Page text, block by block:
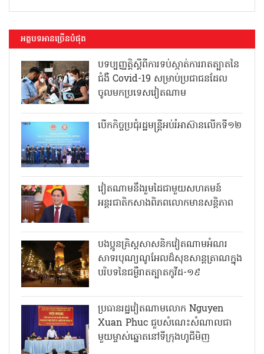
អត្ថបទអានច្រើនបំផុត
បទប្បញ្ញត្តិស្តីពីការទប់ស្កាត់ការរាតត្បាតនៃ
ជំងឺ Covid-19 សម្រាប់ប្រជាជនដែល
ចូលមកប្រទេសវៀតណាម
បើកកិច្ចប្រជុំរដ្ឋមន្ត្រីអប់រំអាស៊ានលើកទី១២
វៀតណាមនឹងរួមដៃជាមួយសហគមន៍
អន្តរជាតិកសាងពិភពលោកមានសន្តិភាព
បងប្អូនគ្រិស្តសាសនិកវៀតណាមអំណរ
សាទរបុណ្យណូអែលដ៏សុខសាន្តត្រាណក្នុង
បរិបទនៃជម្ងឺរាតត្បាតកូវីដ-១៩
ប្រធានរដ្ឋវៀតណាមលោក Nguyen
Xuan Phuc ជួបសំណេះសំណាលជា
មួយម្ចាស់ឆ្នោតនៅទីក្រុងហូជីមិញ